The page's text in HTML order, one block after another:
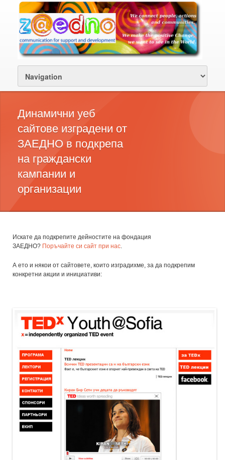
Динамични уеб
сайтове изградени от
ЗАЕДНО в подкрепа
на граждански
кампании и
организации
Искате да подкрепите дейностите на фондация
ЗАЕДНО? Поръчайте си сайт при нас.
А ето и някои от сайтовете, които изградихме, за да подкрепим
конкретни акции и инициативи: